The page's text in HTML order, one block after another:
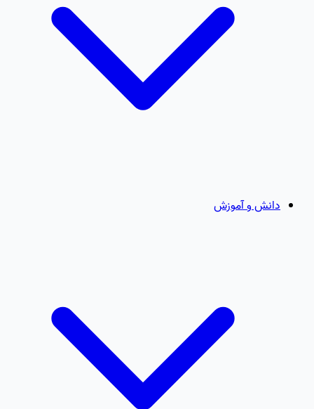
دانش و آموزش